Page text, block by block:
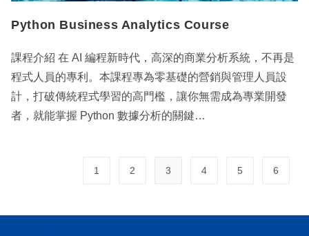
Python Business Analytics Course
課程介紹 在 AI 編程新時代，高深的商業分析系統，不再是
程式人員的專利。本課程專為零基礎的營銷與管理人員設
計，打破傳統程式學習的高門檻，讓你無需成為專業開發
者，就能掌握 Python 數據分析的關鍵…
1 2 3 4 5 6